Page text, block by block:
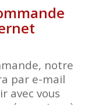
notre
par e-mail
avec vous